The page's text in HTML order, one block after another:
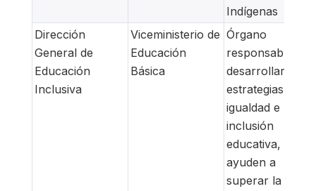
Indígenas
Dirección
General de
Educación
Inclusiva
Viceministerio de
Educación
Básica
Órgano
responsable de
desarrollar
estrategias de
igualdad e
inclusión
educativa, que
ayuden a
superar la